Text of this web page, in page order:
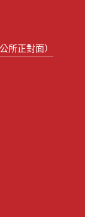
所正對面）